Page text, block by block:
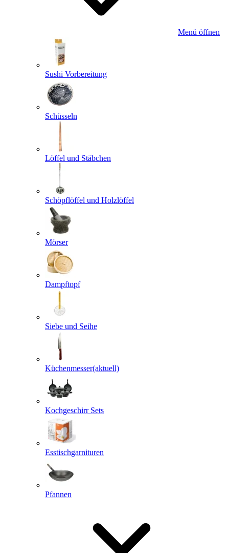
Menü öffnen
Sushi Vorbereitung
Schüsseln
Löffel und Stäbchen
Schöpflöffel und Holzlöffel
Mörser
Dampftopf
Siebe und Seihe
Küchenmesser(aktuell)
Kochgeschirr Sets
Esstischgarnituren
Pfannen